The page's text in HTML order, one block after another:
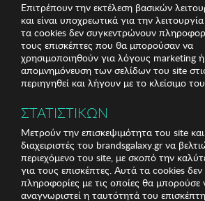
Για τηλεφωνικές παραγγελίες
211 18 94 400
(Δευτέρα έως Παρασκευή 9:30 - 14:30 &
Επιτρέπουν την εκτέλεση βασικών
και είναι υποχρεωτικά για την
τα cookies δεν συγκεντρώνουν
τους επισκέπτες που θα μπορούσαν να
χρησιμοποιηθούν για λόγους marketing
απομνημόνευση των σελίδων του site
περιηγηθεί και λήγουν με το κλείσιμο
ΣΤΑΤΙΣΤΙΚΩΝ
Μετρούν την επισκεψιμότητα του site
διαχειριστές του brandsgalaxy.gr να
περιεχόμενο του site, με σκοπό την
για τους επισκέπτες. Αυτά τα cookies
πληροφορίες με τις οποίες θα μπορούσε
αναγνωριστεί η ταυτότητά του